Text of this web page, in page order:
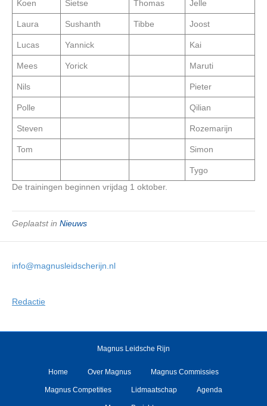
Koen Sietse Thomas Jelle
Laura Sushanth Tibbe Joost
Lucas Yannick Kai
Mees Yorick Maruti
Nils Pieter
Polle Qilian
Steven Rozemarijn
Tom Simon
Tygo
De trainingen beginnen vrijdag 1 oktober.
Geplaatst in Nieuws
info@magnusleidscherijn.nl
Redactie
Magnus Leidsche Rijn
Home Over Magnus Magnus Commissies
Magnus Competities Lidmaatschap Agenda